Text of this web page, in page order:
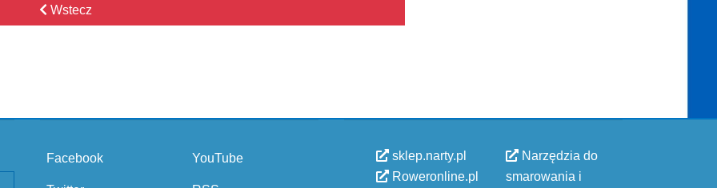
Wstecz
Facebook YouTube
sklep.narty.pl
Roweronline.pl
Narzędzia do
smarowania i